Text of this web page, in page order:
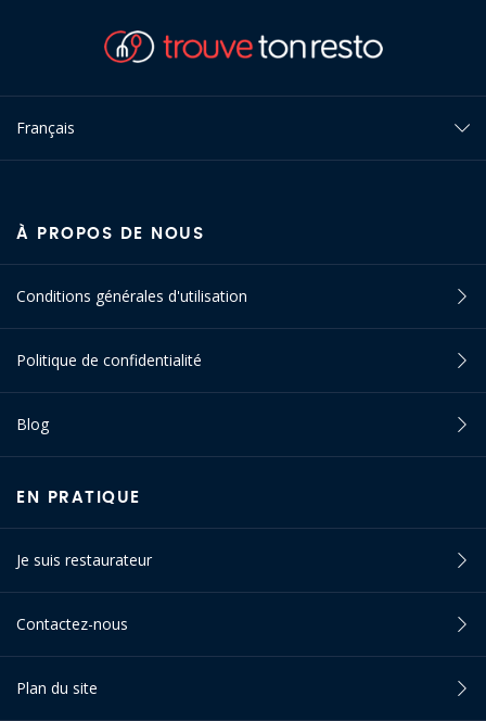
Français
À PROPOS DE NOUS
Conditions générales d'utilisation
Politique de confidentialité
Blog
EN PRATIQUE
Je suis restaurateur
Contactez-nous
Plan du site